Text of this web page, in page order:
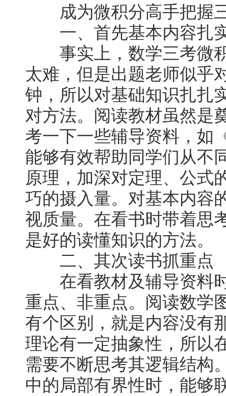
成为微积分高手把握
一、首先基本内容扎
事实上，数学三考微积
太难，但是出题老师似乎
钟，所以对基础知识扎扎
对方法。阅读教材虽然是
考一下一些辅导资料，如
能够有效帮助同学们从不
原理，加深对定理、公式
巧的摄入量。对基本内容
视质量。在看书时带着思
是好的读懂知识的方法。
二、其次读书抓重点
在看教材及辅导资料时
重点、非重点。阅读数学
有个区别，就是内容没有
理论有一定抽象性，所以
需要不断思考其逻辑结构
中的局部有界性时，能够